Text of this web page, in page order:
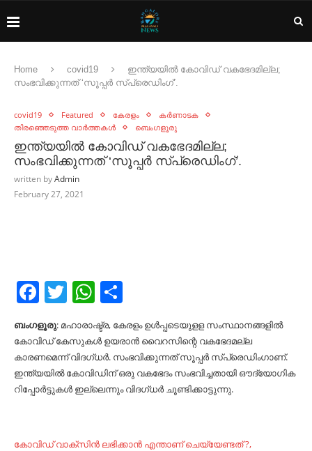
Home covid19
ഇന്ത്യയില്‍ കോവിഡ്‌ വകഭേദമില്ല;
സംഭവിക്കുന്നത്‌ ‘സൂപ്പര്‍ സ്‌പ്രെഡിംഗ്‌’.
covid19 Featured കേരളം
കർണാടക
തിരഞ്ഞെടുത്ത വാർത്തകൾ
ബെംഗളൂരു
ഇന്ത്യയില്‍ കോവിഡ്‌ വകഭേദമില്ല;
സംഭവിക്കുന്നത്‌ ‘സൂപ്പര്‍ സ്‌പ്രെഡിംഗ്‌’.
written byAdmin
February 27, 2021
Facebook
TwitterWhatsApp
ബംഗളൂരു: മഹാരാഷ്ട്ര, കേരളം ഉള്‍പ്പടെയുളള സംസ്ഥാനങ്ങളില്‍
കോവിഡ്‌ കേസുകള്‍ ഉയരാന്‍ വൈറസിന്റെ വകഭേദമല്ല
കാരണമെന്ന്‌ വിദഗ്‌ധര്‍. സംഭവിക്കുന്നത്‌ സൂപ്പര്‍ സ്‌പ്രെഡിംഗാണ്‌.
ഇന്ത്യയില്‍ കോവിഡിന്‌ ഒരു വകഭേദം സംഭവിച്ചതായി ഔദ്യോഗിക
റിപ്പോര്‍ട്ടുകള്‍ ഇല്ലെന്നും വിദഗ്‌ധര്‍ ചൂണ്ടിക്കാട്ടുന്നു.
കോവിഡ് വാക്‌സിന്‍ ലഭിക്കാന്‍ എന്താണ് ചെയ്യേണ്ടത് ?,